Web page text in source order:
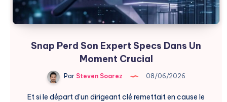
Snap Perd Son Expert Specs Dans Un
Moment Crucial
ParSteven Soarez 08/06/2026
Et si le départ d’un dirigeant clé remettait en cause le